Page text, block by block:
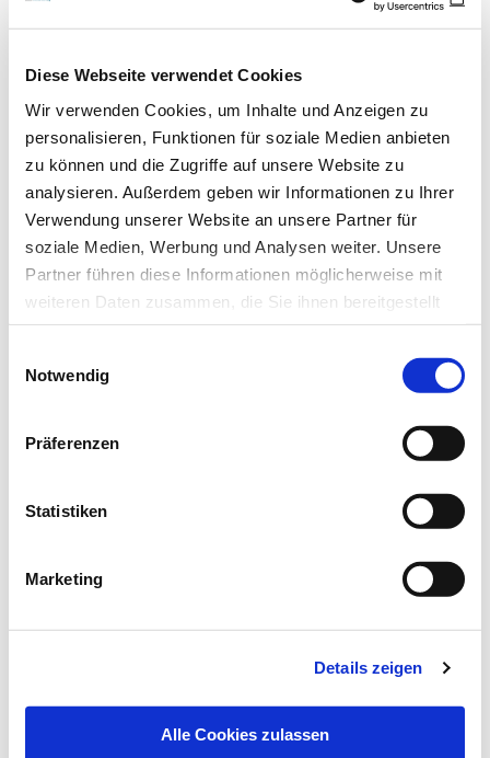
Diese Webseite verwendet Cookies
Wir verwenden Cookies, um Inhalte und Anzeigen zu
personalisieren, Funktionen für soziale Medien anbieten
zu können und die Zugriffe auf unsere Website zu
analysieren. Außerdem geben wir Informationen zu Ihrer
Verwendung unserer Website an unsere Partner für
soziale Medien, Werbung und Analysen weiter. Unsere
Partner führen diese Informationen möglicherweise mit
weiteren Daten zusammen, die Sie ihnen bereitgestellt
haben oder die sie im Rahmen Ihrer Nutzung der Dienste
Notwendig
Präferenzen
Statistiken
Marketing
Details zeigen
Alle Cookies zulassen
04.01.21 Christine Schäfer
Aus der Praxis für die Praxis (14)
Die 5 Schritte der Veränderung
Wenn einem etwas Schlimmes passiert, dann reagieren wir
meist alle sehr ähnlich: Am Anfang steht der…
Ilona Bürgel